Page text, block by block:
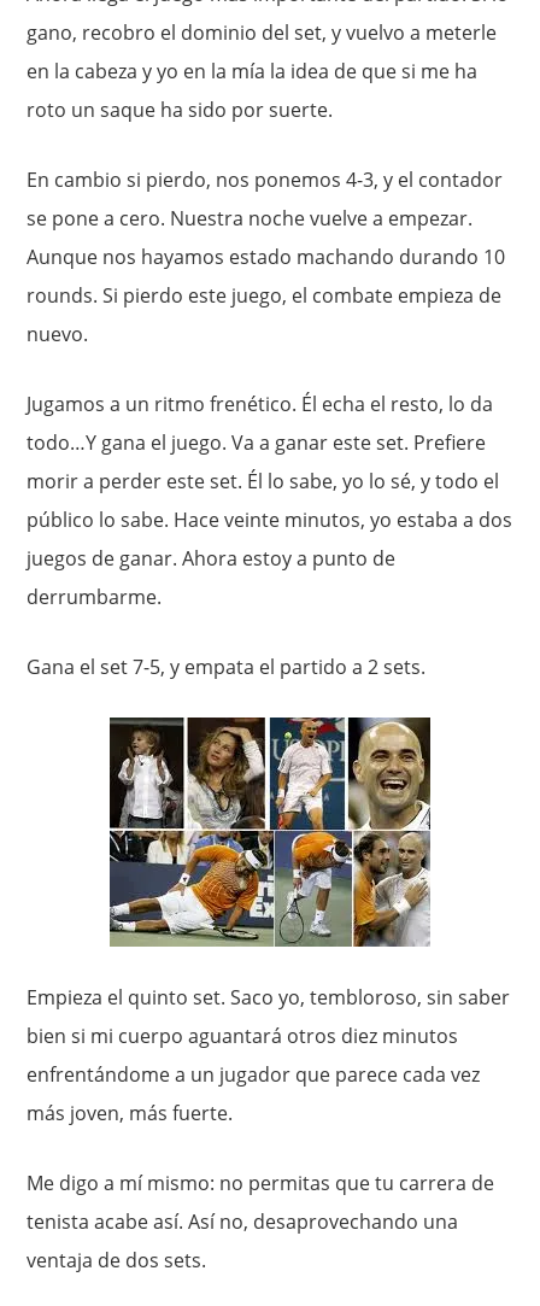
gano, recobro el dominio del set, y vuelvo a meterle
en la cabeza y yo en la mía la idea de que si me ha
roto un saque ha sido por suerte.
En cambio si pierdo, nos ponemos 4-3, y el contador
se pone a cero. Nuestra noche vuelve a empezar.
Aunque nos hayamos estado machando durando 10
rounds. Si pierdo este juego, el combate empieza de
nuevo.
Jugamos a un ritmo frenético. Él echa el resto, lo da
todo…Y gana el juego. Va a ganar este set. Prefiere
morir a perder este set. Él lo sabe, yo lo sé, y todo el
público lo sabe. Hace veinte minutos, yo estaba a dos
juegos de ganar. Ahora estoy a punto de
derrumbarme.
Gana el set 7-5, y empata el partido a 2 sets.
Empieza el quinto set. Saco yo, tembloroso, sin saber
bien si mi cuerpo aguantará otros diez minutos
enfrentándome a un jugador que parece cada vez
más joven, más fuerte.
Me digo a mí mismo: no permitas que tu carrera de
tenista acabe así. Así no, desaprovechando una
ventaja de dos sets.